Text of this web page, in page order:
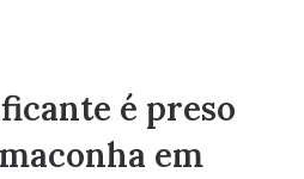
é preso
em